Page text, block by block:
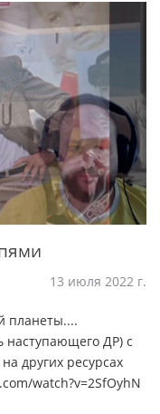
13 июля 2022 г.
планеты....
наступающего ДР) с
других ресурсах
watch?v=2SfOyhN